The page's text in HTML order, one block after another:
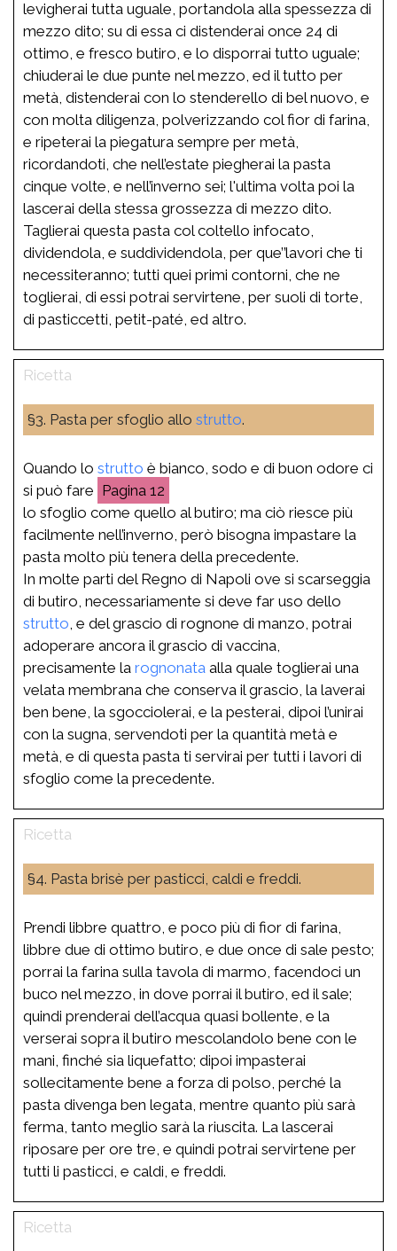
levigherai tutta uguale, portandola alla spessezza di
mezzo dito; su di essa ci distenderai once 24 di
ottimo, e fresco butiro, e lo disporrai tutto uguale;
chiuderai le due punte nel mezzo, ed il tutto per
metà, distenderai con lo stenderello di bel nuovo, e
con molta diligenza, polverizzando col fior di farina,
e ripeterai la piegatura sempre per metà,
ricordandoti, che nell’estate piegherai la pasta
cinque volte, e nell’inverno sei; l'ultima volta poi la
lascerai della stessa grossezza di mezzo dito.
Taglierai questa pasta col coltello infocato,
dividendola, e suddividendola, per que’’lavori che ti
necessiteranno; tutti quei primi contorni, che ne
toglierai, di essi potrai servirtene, per suoli di torte,
di pasticcetti, petit-paté, ed altro.
§3. Pasta per sfoglio allo strutto.
Quando lo strutto è bianco, sodo e di buon odore ci
si può fare
12
lo sfoglio come quello al butiro; ma ciò riesce più
facilmente nell’inverno, però bisogna impastare la
pasta molto più tenera della precedente.
In molte parti del Regno di Napoli ove si scarseggia
di butiro, necessariamente si deve far uso dello
strutto , e del grascio di rognone di manzo, potrai
adoperare ancora il grascio di vaccina,
precisamente la rognonata alla quale toglierai una
velata membrana che conserva il grascio, la laverai
ben bene, la sgocciolerai, e la pesterai, dipoi l’unirai
con la sugna, servendoti per la quantità metà e
metà, e di questa pasta ti servirai per tutti i lavori di
sfoglio come la precedente.
§4. Pasta brisè per pasticci, caldi e freddi.
Prendi libbre quattro, e poco più di fior di farina,
libbre due di ottimo butiro, e due once di sale pesto;
porrai la farina sulla tavola di marmo, facendoci un
buco nel mezzo, in dove porrai il butiro, ed il sale;
quindi prenderai dell’acqua quasi bollente, e la
verserai sopra il butiro mescolandolo bene con le
mani, finché sia liquefatto; dipoi impasterai
sollecitamente bene a forza di polso, perché la
pasta divenga ben legata, mentre quanto più sarà
ferma, tanto meglio sarà la riuscita. La lascerai
riposare per ore tre, e quindi potrai servirtene per
tutti li pasticci, e caldi, e freddi.